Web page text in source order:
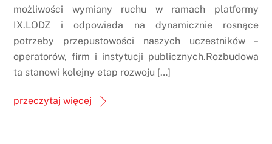
możliwości wymiany ruchu w ramach platformy
IX.LODZ i odpowiada na dynamicznie rosnące
potrzeby przepustowości naszych uczestników –
operatorów, firm i instytucji publicznych.Rozbudowa
ta stanowi kolejny etap rozwoju […]
przeczytaj więcej